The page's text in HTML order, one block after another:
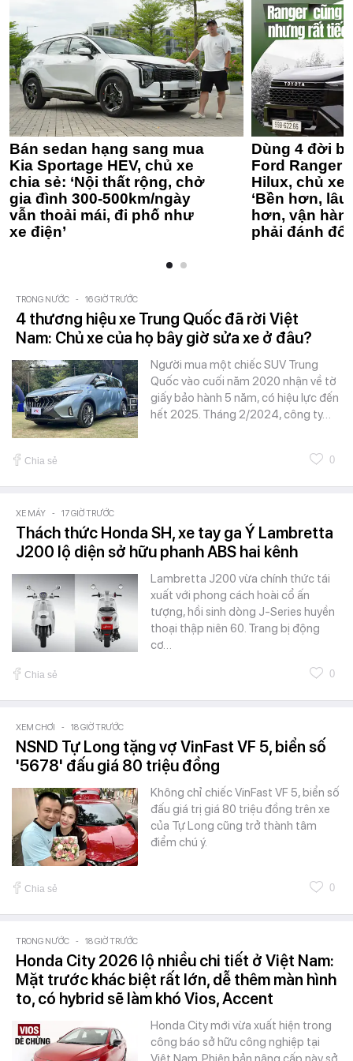
Bán sedan hạng sang mua
Kia Sportage HEV, chủ xe
chia sẻ: ‘Nội thất rộng, chở
gia đình 300-500km/ngày
vẫn thoải mái, đi phố như
xe điện’
Dùng 4 đời
Ford Ranger
Hilux, chủ xe
‘Bền hơn,
hơn, vận
phải đánh
TRONG NƯỚC - 16 GIỜ TRƯỚC
4 thương hiệu xe Trung Quốc đã rời Việt
Nam: Chủ xe của họ bây giờ sửa xe ở đâu?
Người mua một chiếc SUV Trung
Quốc vào cuối năm 2020 nhận về tờ
giấy bảo hành 5 năm, có hiệu lực đến
hết 2025. Tháng 2/2024, công ty…
Chia sẻ 0
XE MÁY - 17 GIỜ TRƯỚC
Thách thức Honda SH, xe tay ga Ý Lambretta
J200 lộ diện sở hữu phanh ABS hai kênh
Lambretta J200 vừa chính thức tái
xuất với phong cách hoài cổ ấn
tượng, hồi sinh dòng J-Series huyền
thoại thập niên 60. Trang bị động
cơ…
Chia sẻ 0
XEM CHƠI - 18 GIỜ TRƯỚC
NSND Tự Long tặng vợ VinFast VF 5, biển số
'5678' đấu giá 80 triệu đồng
Không chỉ chiếc VinFast VF 5, biển số
đấu giá trị giá 80 triệu đồng trên xe
của Tự Long cũng trở thành tâm
điểm chú ý.
Chia sẻ 0
TRONG NƯỚC - 18 GIỜ TRƯỚC
Honda City 2026 lộ nhiều chi tiết ở Việt Nam:
Mặt trước khác biệt rất lớn, dễ thêm màn hình
to, có hybrid sẽ làm khó Vios, Accent
Honda City mới vừa xuất hiện trong
công báo sở hữu công nghiệp tại